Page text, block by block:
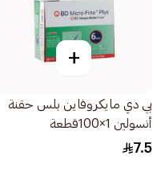
+
بي دي مايكروفاين بلس حقنة
أنسولين 1×100قطعة
7.5